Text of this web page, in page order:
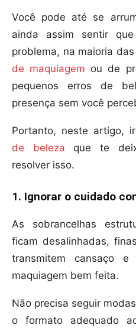
Você pode até se
ainda assim sentir
problema, na maioria
de maquiagem ou de
pequenos erros de
presença sem você
Portanto, neste artigo,
de beleza que te
resolver isso.
1. Ignorar o cuidado
As sobrancelhas
ficam desalinhadas,
transmitem cansaço e
maquiagem bem feita.
Não precisa seguir
o formato adequado